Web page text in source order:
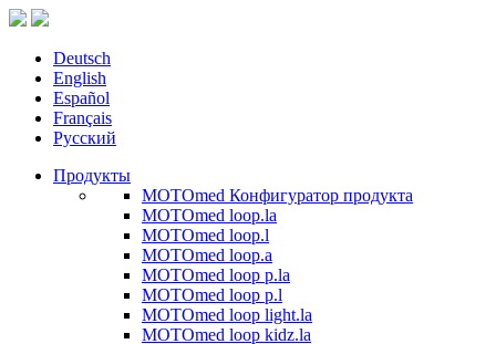
Deutsch
English
Español
Français
Русский
Продукты
MOTOmed Конфигуратор продукта
MOTOmed loop.la
MOTOmed loop.l
MOTOmed loop.a
MOTOmed loop p.la
MOTOmed loop p.l
MOTOmed loop light.la
MOTOmed loop kidz.la